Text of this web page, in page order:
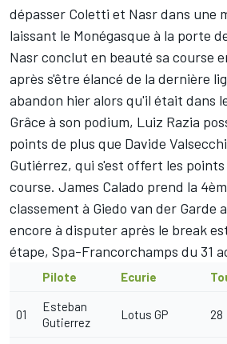
dépasser Coletti et Nasr dans une
laissant le Monégasque à la porte
Nasr conclut en beauté sa course
après s'être élancé de la dernière
abandon hier alors qu'il était dans
Grâce à son podium, Luiz Razia
points de plus que Davide
Gutiérrez, qui s'est offert les
course. James Calado prend la
classement à Giedo van der Garde
encore à disputer après le break
étape, Spa-Francorchamps du 31
Pilote Ecurie
01
Esteban
Gutierrez
Lotus GP 28